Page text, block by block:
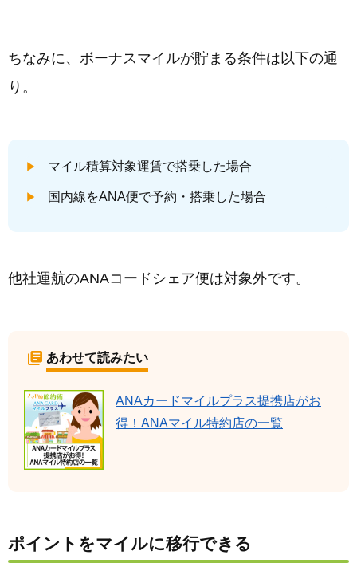
ちなみに、ボーナスマイルが貯まる条件は以下の通
り。
マイル積算対象運賃で搭乗した場合
国内線をANA便で予約・搭乗した場合
他社運航のANAコードシェア便は対象外です。
あわせて読みたい
ANAカードマイルプラス提携店がお
得！ANAマイル特約店の一覧
ポイントをマイルに移行できる